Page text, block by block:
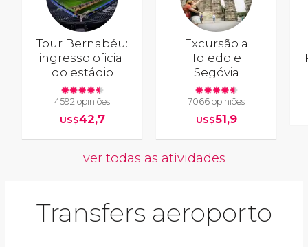
Tour Bernabéu:
ingresso oficial
do estádio
4592 opiniões
US$42,7
Excursão a
Toledo e
Segóvia
7066 opiniões
US$51,9
ver todas as atividades
Transfers aeroporto